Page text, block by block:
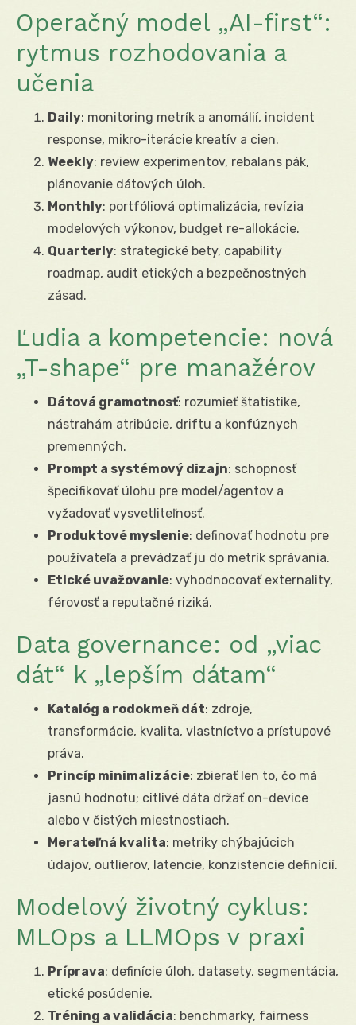
Operačný model „AI-first“:
rytmus rozhodovania a
učenia
Daily: monitoring metrík a anomálií, incident
response, mikro-iterácie kreatív a cien.
Weekly: review experimentov, rebalans pák,
plánovanie dátových úloh.
Monthly: portfóliová optimalizácia, revízia
modelových výkonov, budget re-allokácie.
Quarterly: strategické bety, capability
roadmap, audit etických a bezpečnostných
zásad.
Ľudia a kompetencie: nová
„T-shape“ pre manažérov
Dátová gramotnosť: rozumieť štatistike,
nástrahám atribúcie, driftu a konfúznych
premenných.
Prompt a systémový dizajn: schopnosť
špecifikovať úlohu pre model/agentov a
vyžadovať vysvetliteľnosť.
Produktové myslenie: definovať hodnotu pre
používateľa a prevádzať ju do metrík správania.
Etické uvažovanie: vyhodnocovať externality,
férovosť a reputačné riziká.
Data governance: od „viac
dát“ k „lepším dátam“
Katalóg a rodokmeň dát: zdroje,
transformácie, kvalita, vlastníctvo a prístupové
práva.
Princíp minimalizácie: zbierať len to, čo má
jasnú hodnotu; citlivé dáta držať on-device
alebo v čistých miestnostiach.
Merateľná kvalita: metriky chýbajúcich
údajov, outlierov, latencie, konzistencie definícií.
Modelový životný cyklus:
MLOps a LLMOps v praxi
Príprava: definície úloh, datasety, segmentácia,
etické posúdenie.
Tréning a validácia: benchmarky, fairness